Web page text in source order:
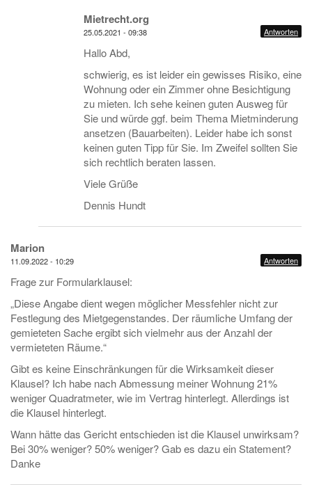
Mietrecht.org
25.05.2021 - 09:38 Antworten
Hallo Abd,
schwierig, es ist leider ein gewisses Risiko, eine
Wohnung oder ein Zimmer ohne Besichtigung
zu mieten. Ich sehe keinen guten Ausweg für
Sie und würde ggf. beim Thema Mietminderung
ansetzen (Bauarbeiten). Leider habe ich sonst
keinen guten Tipp für Sie. Im Zweifel sollten Sie
sich rechtlich beraten lassen.
Viele Grüße
Dennis Hundt
Marion
11.09.2022 - 10:29 Antworten
Frage zur Formularklausel:
„Diese Angabe dient wegen möglicher Messfehler nicht zur
Festlegung des Mietgegenstandes. Der räumliche Umfang der
gemieteten Sache ergibt sich vielmehr aus der Anzahl der
vermieteten Räume.“
Gibt es keine Einschränkungen für die Wirksamkeit dieser
Klausel? Ich habe nach Abmessung meiner Wohnung 21%
weniger Quadratmeter, wie im Vertrag hinterlegt. Allerdings ist
die Klausel hinterlegt.
Wann hätte das Gericht entschieden ist die Klausel unwirksam?
Bei 30% weniger? 50% weniger? Gab es dazu ein Statement?
Danke